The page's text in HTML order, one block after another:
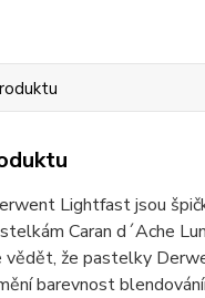
Lightfast jsou
Caran d´Ache
vědět, že pastelky
barevnost